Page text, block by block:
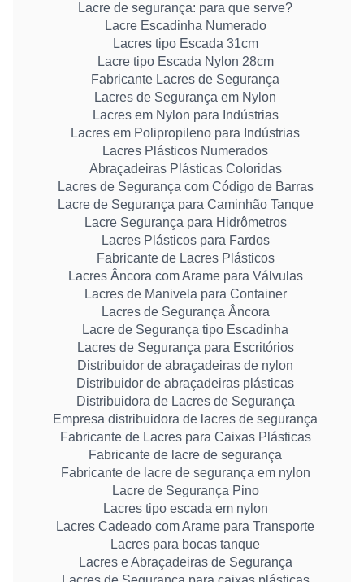
Lacre de segurança: para que serve?
Lacre Escadinha Numerado
Lacres tipo Escada 31cm
Lacre tipo Escada Nylon 28cm
Fabricante Lacres de Segurança
Lacres de Segurança em Nylon
Lacres em Nylon para Indústrias
Lacres em Polipropileno para Indústrias
Lacres Plásticos Numerados
Abraçadeiras Plásticas Coloridas
Lacres de Segurança com Código de Barras
Lacre de Segurança para Caminhão Tanque
Lacre Segurança para Hidrômetros
Lacres Plásticos para Fardos
Fabricante de Lacres Plásticos
Lacres Âncora com Arame para Válvulas
Lacres de Manivela para Container
Lacres de Segurança Âncora
Lacre de Segurança tipo Escadinha
Lacres de Segurança para Escritórios
Distribuidor de abraçadeiras de nylon
Distribuidor de abraçadeiras plásticas
Distribuidora de Lacres de Segurança
Empresa distribuidora de lacres de segurança
Fabricante de Lacres para Caixas Plásticas
Fabricante de lacre de segurança
Fabricante de lacre de segurança em nylon
Lacre de Segurança Pino
Lacres tipo escada em nylon
Lacres Cadeado com Arame para Transporte
Lacres para bocas tanque
Lacres e Abraçadeiras de Segurança